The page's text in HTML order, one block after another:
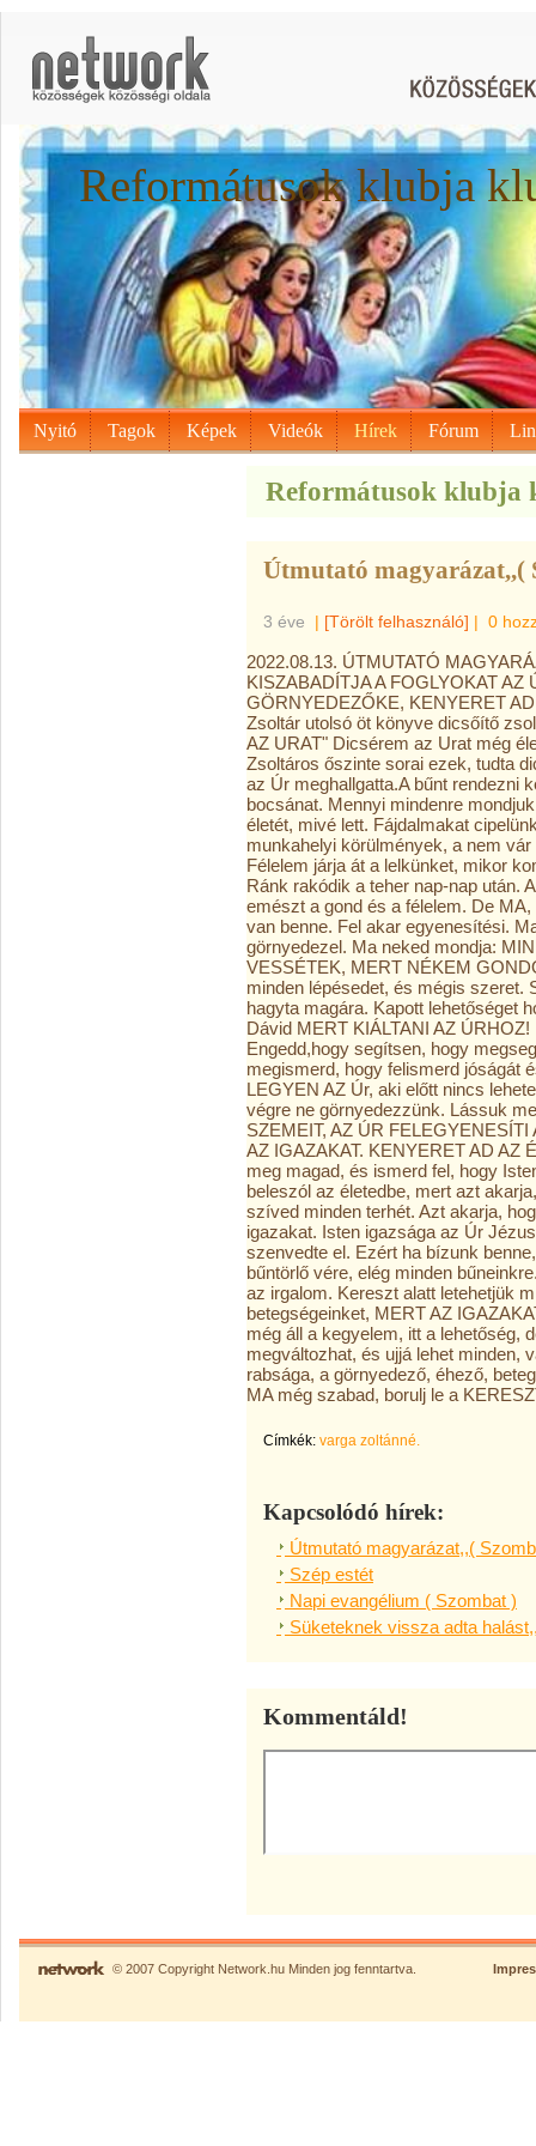
Reformátusok klubja
Nyitó Tagok Képek Videók Hírek Fórum
Reformátusok klubja
Útmutató magyarázat,,(
3 éve | [Törölt felhasználó] | 0
2022.08.13. ÚTMUTATÓ
KISZABADÍTJA A FOGLYOKAT AZ
GÖRNYEDEZŐKE, KENYERET
Zsoltár utolsó öt könyve dicsőítő
AZ URAT" Dicsérem az Urat még
Zsoltáros őszinte sorai ezek, tudta
az Úr meghallgatta.A bűnt rendezni
bocsánat. Mennyi mindenre
életét, mivé lett. Fájdalmakat
munkahelyi körülmények, a nem
Félelem járja át a lelkünket, mikor
Ránk rakódik a teher nap-nap után.
emészt a gond és a félelem. De
van benne. Fel akar egyenesítési.
görnyedezel. Ma neked mondja:
VESSÉTEK, MERT NÉKEM
minden lépésedet, és mégis szeret.
hagyta magára. Kapott lehetőséget
Dávid MERT KIÁLTANI AZ
Engedd,hogy segítsen, hogy
megismerd, hogy felismerd jóságát
LEGYEN AZ Úr, aki előtt nincs
végre ne görnyedezzünk. Lássuk
SZEMEIT, AZ ÚR
AZ IGAZAKAT. KENYERET AD AZ
meg magad, és ismerd fel, hogy
beleszól az életedbe, mert azt
szíved minden terhét. Azt akarja,
igazakat. Isten igazsága az Úr
szenvedte el. Ezért ha bízunk
bűntörlő vére, elég minden
az irgalom. Kereszt alatt letehetjük
betegségeinket, MERT AZ
még áll a kegyelem, itt a lehetőség,
megváltozhat, és ujjá lehet minden,
rabsága, a görnyedező, éhező,
MA még szabad, borulj le a
Címkék: varga zoltánné.
Kapcsolódó hírek:
Útmutató magyarázat,,(
Szép estét
Napi evangélium ( Szombat )
Süketeknek vissza adta
Kommentáld!
© 2007 Copyright Network.hu Minden jog fenntartva.